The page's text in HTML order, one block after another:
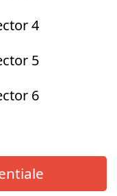
4
5
6